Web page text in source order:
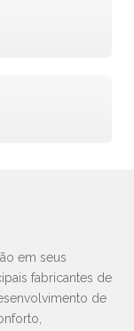
em seus
fabricantes de
de